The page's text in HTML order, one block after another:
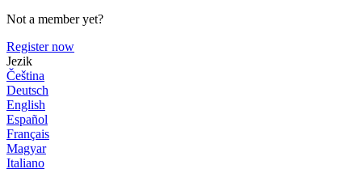
Not a member yet?
Register now
Jezik
Čeština
Deutsch
English
Español
Français
Magyar
Italiano